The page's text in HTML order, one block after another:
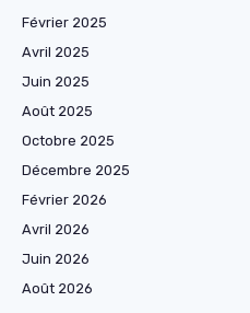
Février 2025
Avril 2025
Juin 2025
Août 2025
Octobre 2025
Décembre 2025
Février 2026
Avril 2026
Juin 2026
Août 2026